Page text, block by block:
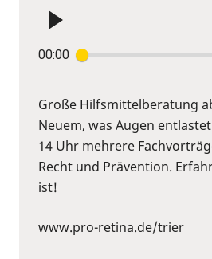
00:00
Große Hilfsmittelberatung
Neuem, was Augen
14 Uhr mehrere
Recht und Prävention.
ist!
www.pro-retina.de/trier